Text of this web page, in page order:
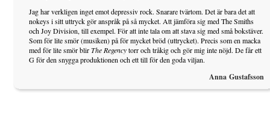
Jag har verkligen inget emot depressiv rock. Snarare tvärtom. Det är bara det att
nokeys i sitt uttryck gör anspråk på så mycket. Att jämföra sig med The Smiths
och Joy Division, till exempel. För att inte tala om att stava sig med små bokstäver.
Som för lite smör (musiken) på för mycket bröd (uttrycket). Precis som en macka
med för lite smör blirThe Regencytorr och tråkig och gör mig inte nöjd. De får ett
G för den snygga produktionen och ett till för den goda viljan.
Anna Gustafsson